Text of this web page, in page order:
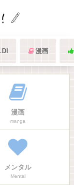
漫画
漫画
manga
メンタル
Mental